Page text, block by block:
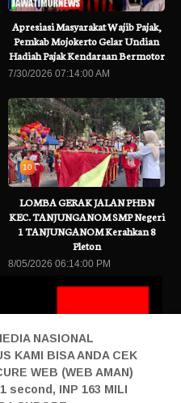
Apresiasi Masyarakat Wajib Pajak,
Pemkab Mojokerto Gelar Undian
Hadiah Pajak Kendaraan Bermotor
7/30/2026 07:14:00 AM
10
LOMBA GERAK JALAN PHBN
KEC. TANJUNGANOM SMP Negeri
1 TANJUNGANOM Kerahkan 8
Pleton
8/05/2026 06:14:00 PM
NASIONAL
KAMI BISA ANDA CEK
WEB (WEB AMAN)
second, INP 163 MILI